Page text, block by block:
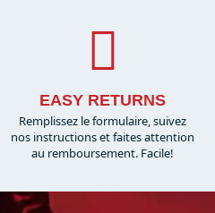
EASY RETURNS
Remplissez le formulaire, suivez
nos instructions et faites attention
au remboursement. Facile!